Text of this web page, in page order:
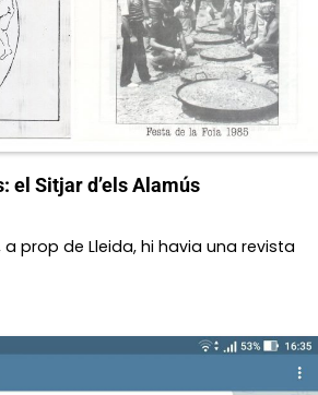
el Sitjar d’els Alamús
a prop de Lleida, hi havia una revista